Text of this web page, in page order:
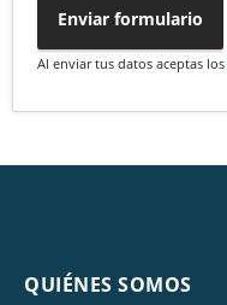
Enviar formulario
Al enviar tus datos aceptas los
QUIÉNES SOMOS